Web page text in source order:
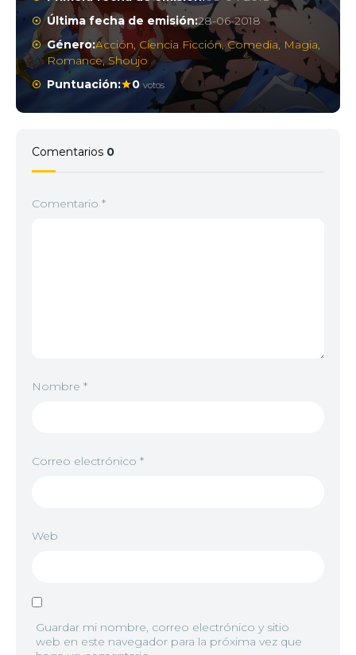
Última fecha de emisión:28-06-2018
Género:Acción, Ciencia Ficción,Comedia, Magia,
Romance, Shoujo
Puntuación:
0 votos
Comentarios 0
Comentario *
Nombre *
Correo electrónico *
Web
Guardar mi nombre, correo electrónico y sitio
web en este navegador para la próxima vez que